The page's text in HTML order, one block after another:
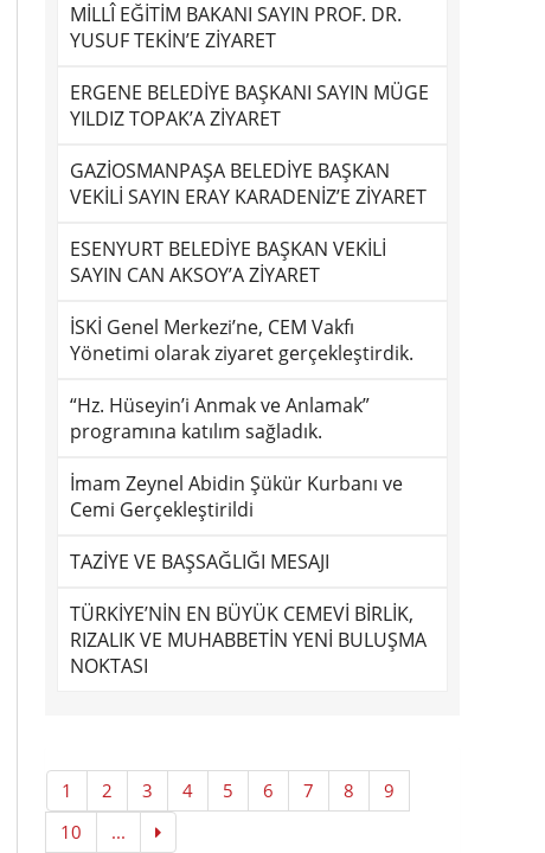
MİLLÎ EĞİTİM BAKANI SAYIN PROF. DR.
YUSUF TEKİN’E ZİYARET
ERGENE BELEDİYE BAŞKANI SAYIN MÜGE
YILDIZ TOPAK’A ZİYARET
GAZİOSMANPAŞA BELEDİYE BAŞKAN
VEKİLİ SAYIN ERAY KARADENİZ’E ZİYARET
ESENYURT BELEDİYE BAŞKAN VEKİLİ
SAYIN CAN AKSOY’A ZİYARET
İSKİ Genel Merkezi’ne, CEM Vakfı
Yönetimi olarak ziyaret gerçekleştirdik.
“Hz. Hüseyin’i Anmak ve Anlamak”
programına katılım sağladık.
İmam Zeynel Abidin Şükür Kurbanı ve
Cemi Gerçekleştirildi
TAZİYE VE BAŞSAĞLIĞI MESAJI
TÜRKİYE’NİN EN BÜYÜK CEMEVİ BİRLİK,
RIZALIK VE MUHABBETİN YENİ BULUŞMA
NOKTASI
1 2 3 4 5 6 7 8
9
10
...